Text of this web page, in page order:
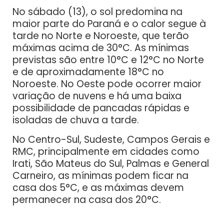
No sábado (13), o sol predomina na
maior parte do Paraná e o calor segue à
tarde no Norte e Noroeste, que terão
máximas acima de 30°C. As mínimas
previstas são entre 10°C e 12°C no Norte
e de aproximadamente 18°C no
Noroeste. No Oeste pode ocorrer maior
variação de nuvens e há uma baixa
possibilidade de pancadas rápidas e
isoladas de chuva a tarde.
No Centro-Sul, Sudeste, Campos Gerais e
RMC, principalmente em cidades como
Irati, São Mateus do Sul, Palmas e General
Carneiro, as mínimas podem ficar na
casa dos 5°C, e as máximas devem
permanecer na casa dos 20°C.